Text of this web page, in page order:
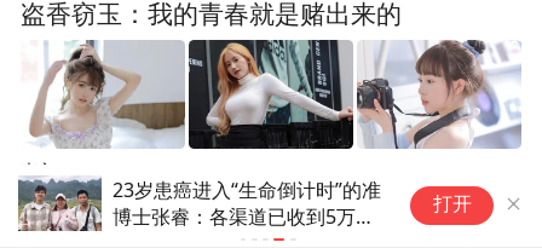
新华时评丨
打开
盗香窃玉：我的青春就是赌出来的
爽文